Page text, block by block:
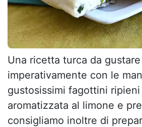
Una ricetta turca da gustare
imperativamente con le
gustosissimi fagottini
aromatizzata al limone e
consigliamo inoltre di